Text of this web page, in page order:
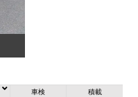
車検 積載